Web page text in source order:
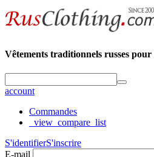
Vêtements traditionnels russes pour
account
Commandes
_view_compare_list
S'identifierS'inscrire
E-mail